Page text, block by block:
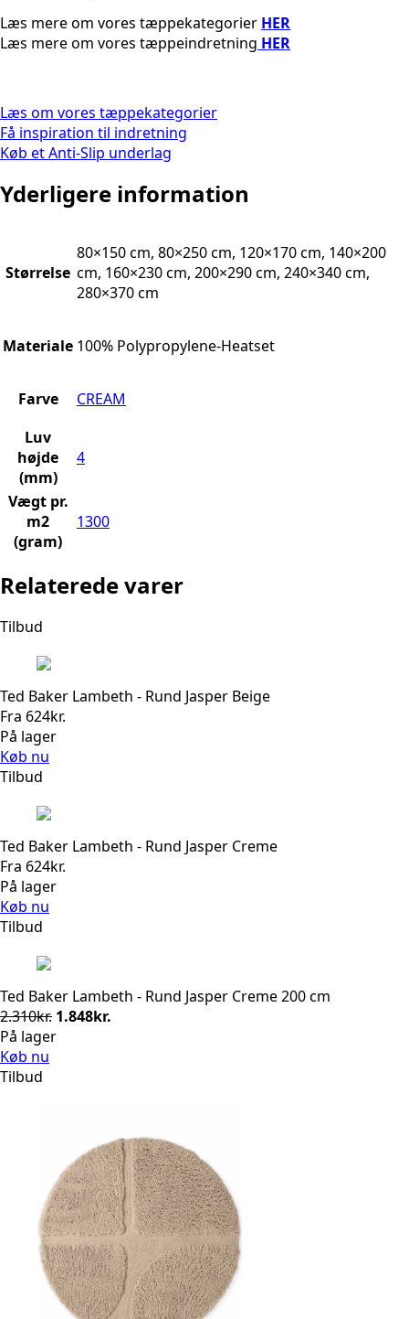
Læs mere om vores tæppekategorier HER
Læs mere om vores tæppeindretning HER
Læs om vores tæppekategorier
Få inspiration til indretning
Køb et Anti-Slip underlag
Yderligere information
Størrelse
80×150 cm, 80×250 cm, 120×170 cm, 140×200
cm, 160×230 cm, 200×290 cm, 240×340 cm,
280×370 cm
Materiale 100% Polypropylene-Heatset
Farve
CREAM
Luv
højde
(mm)
4
Vægt pr.
m2
(gram)
1300
Relaterede varer
Tilbud
Ted Baker Lambeth - Rund Jasper Beige
Fra 624kr.
På lager
Køb nu
Tilbud
Ted Baker Lambeth - Rund Jasper Creme
Fra 624kr.
På lager
Køb nu
Tilbud
Ted Baker Lambeth - Rund Jasper Creme 200 cm
2.310kr. Den
oprindelige
1.848kr.
På lager
Køb nu
Tilbud